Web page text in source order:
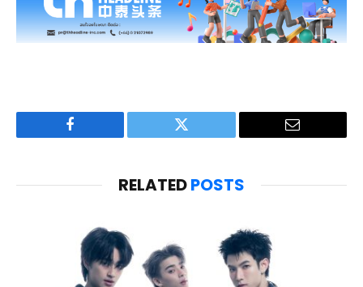
Facebook Twitter Email
RELATEDPOSTS